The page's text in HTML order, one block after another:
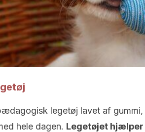
legetøj lavet af
hele dagen. Legetøjet hjælper